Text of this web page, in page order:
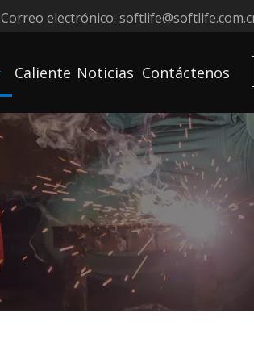
Correo electrónico:
Caliente Noticias Contáctenos